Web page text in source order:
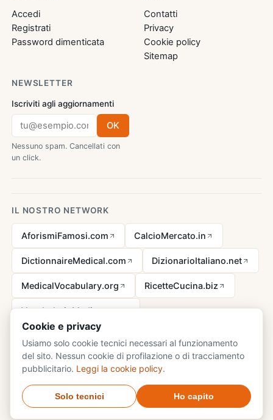
Accedi
Registrati
Password dimenticata
Contatti
Privacy
Cookie policy
Sitemap
NEWSLETTER
Iscriviti agli aggiornamenti
OK
Nessuno spam. Cancellati con
un click.
IL NOSTRO NETWORK
AforismiFamosi.com CalcioMercato.in
DictionnaireMedical.com DizionarioItaliano.net
MedicalVocabulary.org RicetteCucina.biz
VocabolarioMedico.com
Avviso legale ai sensi della legge n. 62 del 07.03.2001
© 2026 DizionarioSinonimi.com - tutti i diritti riservati. Privacy
Cookie·Contatti
Cookie e privacy
Usiamo solo cookie tecnici necessari al funzionamento
del sito. Nessun cookie di profilazione o di tracciamento
pubblicitario. Leggi la cookie policy.
Solo tecnici Ho capito